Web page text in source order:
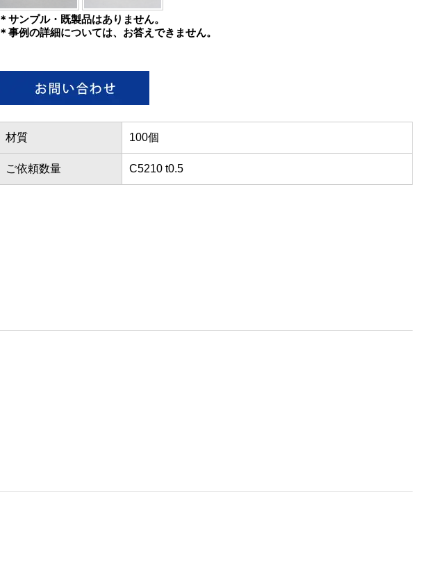
＊サンプル・既製品はありません。
＊事例の詳細については、お答えできません。
材質 100個
ご依頼数量 C5210 t0.5